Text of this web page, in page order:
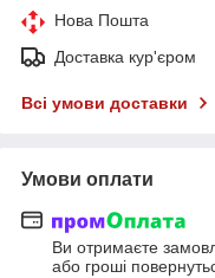
Нова Пошта
Доставка кур'єром
Всі умови доставки
Умови оплати
Ви отримаєте
або гроші